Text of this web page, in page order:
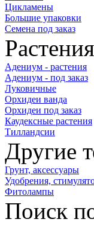
Цикламены
Большие упаковки
Семена под заказ
Растения
Адениум - растения
Адениум - под заказ
Луковичные
Орхидеи ванда
Орхидеи под заказ
Каудексные растения
Тилландсии
Другие
Грунт, аксессуары
Удобрения,
Фитолампы
Поиск